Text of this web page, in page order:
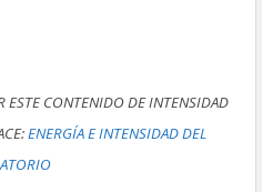
ESTE CONTENIDO DE INTENSIDAD
ENERGÍA E INTENSIDAD DEL